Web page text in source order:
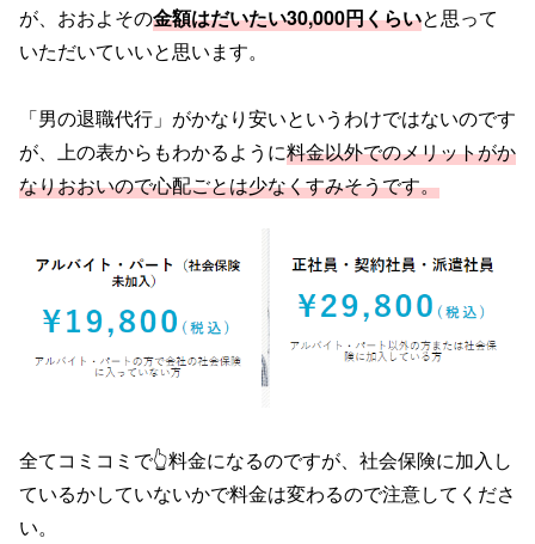
が、おおよその金額はだいたい30,000円くらいと思って
いただいていいと思います。
「男の退職代行」がかなり安いというわけではないのです
が、上の表からもわかるように料金以外でのメリットがか
なりおおいので心配ごとは少なくすみそうです。
全てコミコミで👆料金になるのですが、社会保険に加入し
ているかしていないかで料金は変わるので注意してくださ
い。